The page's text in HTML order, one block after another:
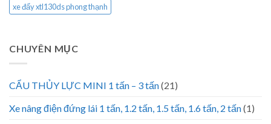
xe đẩy xtl130ds phong thạnh
CHUYÊN MỤC
CẨU THỦY LỰC MINI 1 tấn – 3 tấn(21)
Xe nâng điện đứng lái 1 tấn, 1.2 tấn, 1.5 tấn, 1.6 tấn, 2 tấn(1)